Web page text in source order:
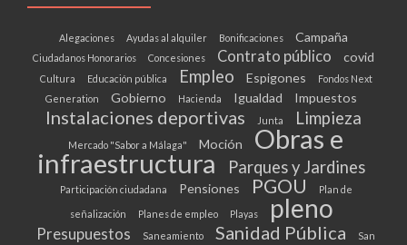
Alegaciones Ayudas al alquiler Bonificaciones Campaña
Ciudadanos Honorarios Concesiones Contrato público covid
Cultura Educación pública Empleo Espigones
Fondos Next
Generation
Gobierno Hacienda Igualdad Impuestos
Instalaciones deportivas Junta Limpieza
Mercado "Sabor a Málaga" Moción Obras e
infraestructura Parques y Jardines
Participación ciudadana Pensiones PGOU Plan de
señalización Planes de empleo Playas pleno
Presupuestos Saneamiento Sanidad Pública
San